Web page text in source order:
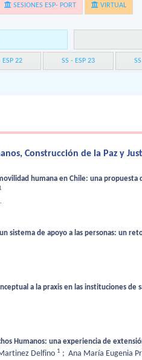
SESIONES ESP- PORT VIRTUAL
ESP 22 SS - ESP 23
Construcción de la Paz y
humana en Chile: una propuesta
sistema de apoyo a las personas: un
a la praxis en las instituciones
Humanos: una experiencia de
Delfino 1 ; Ana María Eugenia